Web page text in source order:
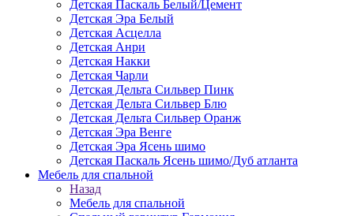
Детская Паскаль Белый/Цемент
Детская Эра Белый
Детская Асцелла
Детская Анри
Детская Накки
Детская Чарли
Детская Дельта Сильвер Пинк
Детская Дельта Сильвер Блю
Детская Дельта Сильвер Оранж
Детская Эра Венге
Детская Эра Ясень шимо
Детская Паскаль Ясень шимо/Дуб атланта
Мебель для спальной
Назад
Мебель для спальной